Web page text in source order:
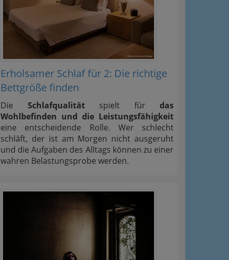
Erholsamer Schlaf für 2: Die richtige
Bettgröße finden
Die Schlafqualitätspielt für das
Wohlbefinden und die Leistungsfähigkeit
eine entscheidende Rolle. Wer schlecht
schläft, der ist am Morgen nicht ausgeruht
und die Aufgaben des Alltags können zu einer
wahren Belastungsprobe werden.